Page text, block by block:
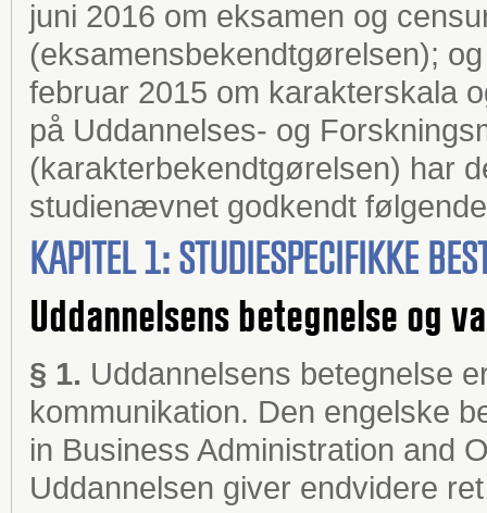
juni 2016 om eksamen og
(eksamensbekendtgørelsen);
februar 2015 om karakterskala
på Uddannelses- og
(karakterbekendtgørelsen) har
studienævnet godkendt
KAPITEL 1: STUDIESPECIFIKKE
Uddannelsens betegnelse og
§ 1. Uddannelsens betegnelse
kommunikation. Den engelske
in Business Administration and
Uddannelsen giver endvidere